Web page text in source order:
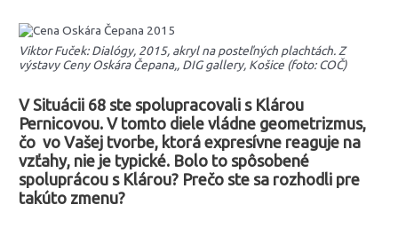
Viktor Fuček: Dialógy, 2015, akryl na posteľných plachtách. Z
výstavy Ceny Oskára Čepana,, DIG gallery, Košice (foto: COČ)
V Situácii 68 ste spolupracovali s Klárou
Pernicovou. V tomto diele vládne geometrizmus,
čo vo Vašej tvorbe, ktorá expresívne reaguje na
vzťahy, nie je typické. Bolo to spôsobené
spoluprácou s Klárou? Prečo ste sa rozhodli pre
takúto zmenu?